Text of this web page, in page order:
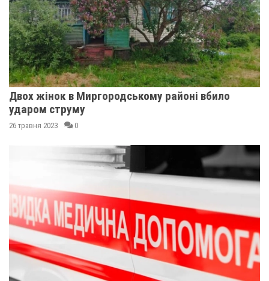
Двох жінок в Миргородському районі вбило
ударом струму
26 травня 2023 0